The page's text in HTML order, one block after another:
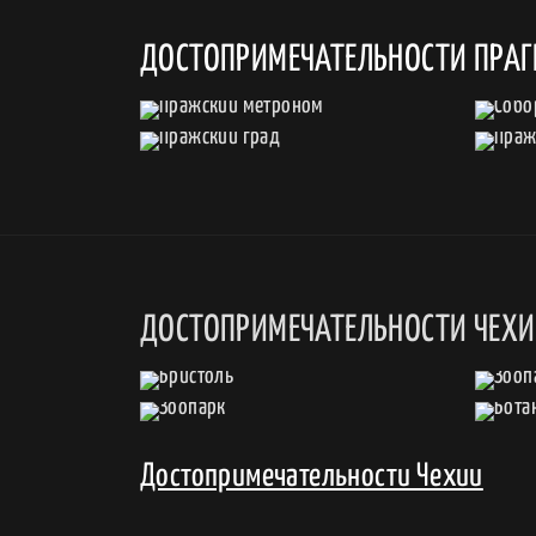
ДОСТОПРИМЕЧАТЕЛЬНОСТИ
ДОСТОПРИМЕЧАТЕЛЬНОСТИ
Достопримечательности Чехии